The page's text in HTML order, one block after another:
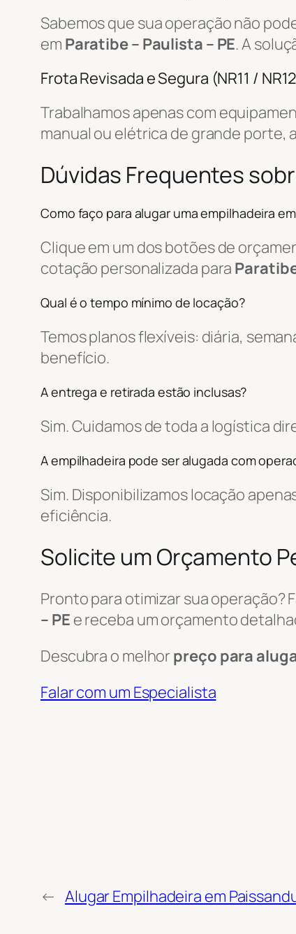
Sabemos que sua operação não
em Paratibe – Paulista – PE. A
Frota Revisada e Segura (NR11 /
Trabalhamos apenas com
manual ou elétrica de grande porte,
Dúvidas Frequentes
Como faço para alugar uma empilhadeira
Clique em um dos botões de
cotação personalizada para
Qual é o tempo mínimo de locação?
Temos planos flexíveis: diária,
benefício.
A entrega e retirada estão inclusas?
Sim. Cuidamos de toda a logística
A empilhadeira pode ser alugada com
Sim. Disponibilizamos locação
eficiência.
Solicite um Orçamento
Pronto para otimizar sua operação?
– PE e receba um orçamento
Descubra o melhor preço para
Falar com um Especialista
← Alugar Empilhadeira em